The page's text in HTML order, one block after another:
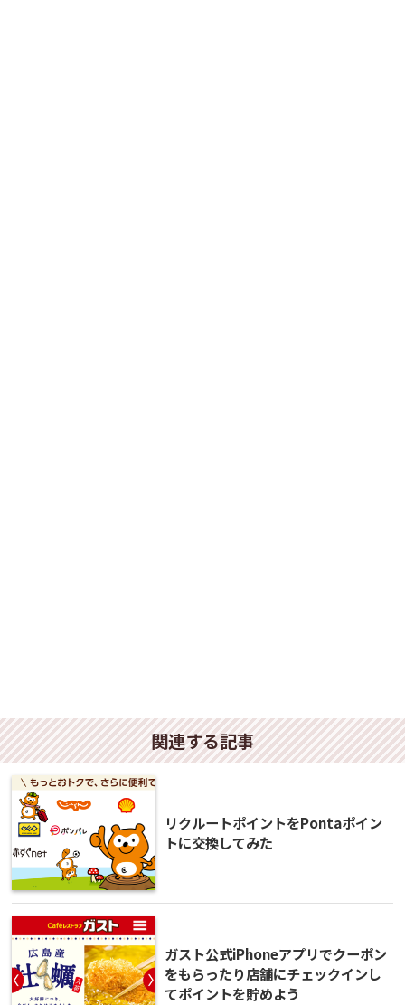
関連する記事
リクルートポイントをPontaポイン
トに交換してみた
ガスト公式iPhoneアプリでクーポン
をもらったり店舗にチェックインし
てポイントを貯めよう